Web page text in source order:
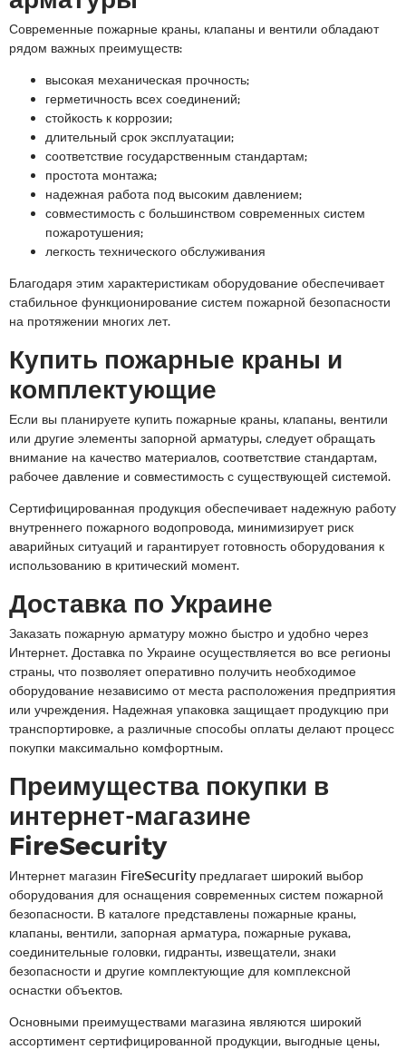
Современные пожарные краны, клапаны и вентили обладают
рядом важных преимуществ:
высокая механическая прочность;
герметичность всех соединений;
стойкость к коррозии;
длительный срок эксплуатации;
соответствие государственным стандартам;
простота монтажа;
надежная работа под высоким давлением;
совместимость с большинством современных систем
пожаротушения;
легкость технического обслуживания
Благодаря этим характеристикам оборудование обеспечивает
стабильное функционирование систем пожарной безопасности
на протяжении многих лет.
Купить пожарные краны и
комплектующие
Если вы планируете купить пожарные краны, клапаны, вентили
или другие элементы запорной арматуры, следует обращать
внимание на качество материалов, соответствие стандартам,
рабочее давление и совместимость с существующей системой.
Сертифицированная продукция обеспечивает надежную работу
внутреннего пожарного водопровода, минимизирует риск
аварийных ситуаций и гарантирует готовность оборудования к
использованию в критический момент.
Доставка по Украине
Заказать пожарную арматуру можно быстро и удобно через
Интернет. Доставка по Украине осуществляется во все регионы
страны, что позволяет оперативно получить необходимое
оборудование независимо от места расположения предприятия
или учреждения. Надежная упаковка защищает продукцию при
транспортировке, а различные способы оплаты делают процесс
покупки максимально комфортным.
Преимущества покупки в
интернет-магазине
FireSecurity
Интернет магазин FireSecurity предлагает широкий выбор
оборудования для оснащения современных систем пожарной
безопасности. В каталоге представлены пожарные краны,
клапаны, вентили, запорная арматура, пожарные рукава,
соединительные головки, гидранты, извещатели, знаки
безопасности и другие комплектующие для комплексной
оснастки объектов.
Основными преимуществами магазина являются широкий
ассортимент сертифицированной продукции, выгодные цены,